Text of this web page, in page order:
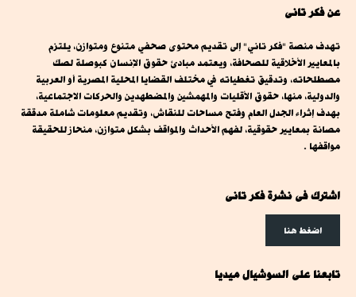
عن فكر تانى
تهدف منصة "فكر تاني" إلى تقديم محتوى صحفي متنوع ومتوازن، يلتزم
بالمعايير الأخلاقية للصحافة، ويعتمد مبادئ حقوق الإنسان كبوصلة لصك
مصطلحاته، وتدقيق تغطياته في مختلف القضايا المحلية المصرية أو العربية
والدولية، منها، حقوق الأقليات والمهمشين والمضطهدين والحركات الاجتماعية،
بهدف إثراء الجدل العام وفتح مساحات للنقاش، وتقديم معلومات شاملة مدققة
مصانة بمعايير حقوقية، لفهم الأحداث والمواقف بشكل متوازن، منحاز للحقيقة
مواقفها .
اشترك فى نشرة فكر تانى
اضغط هنا
تابعنا على السوشيال ميديا